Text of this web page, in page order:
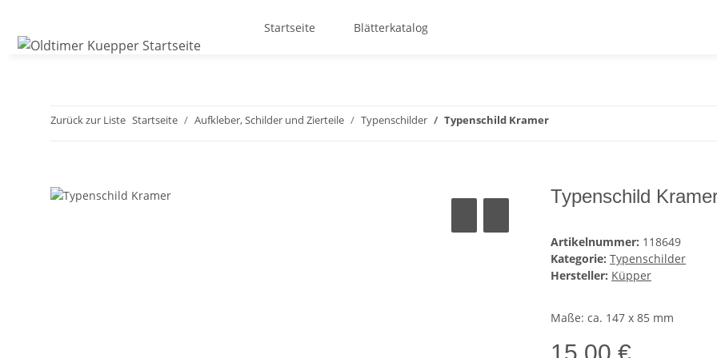
Startseite Blätterkatalog
Zurück zur Liste Startseite Aufkleber, Schilder und Zierteile Typenschilder Typenschild Kramer
Typenschild
Artikelnummer: 118649
Kategorie: Typenschilder
Hersteller: Küpper
Maße: ca. 147 x 85 mm